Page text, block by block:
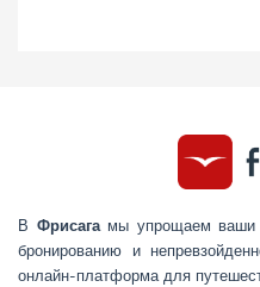
В Фрисагамы упрощаем ваши
бронированию и
онлайн-платформа для